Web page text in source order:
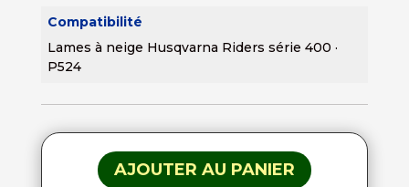
Compatibilité
Lames à neige Husqvarna Riders série 400 ·
P524
AJOUTER AU PANIER